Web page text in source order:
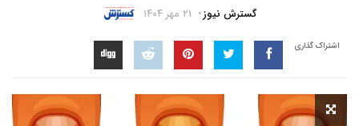
گسترش نیوز ۲۱ مهر ۱۴۰۴
اشتراک گذاری